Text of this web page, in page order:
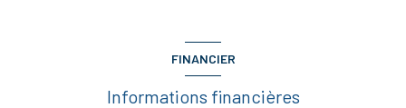
FINANCIER
Informations financières